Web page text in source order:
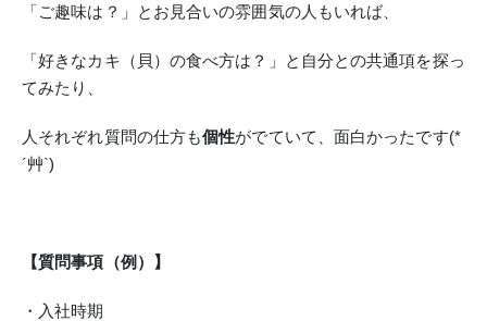
「ご趣味は？」とお見合いの雰囲気の人もいれば、
「好きなカキ（貝）の食べ方は？」と自分との共通項を探っ
てみたり、
人それぞれ質問の仕方も個性がでていて、面白かったです(*
´艸`)
【質問事項（例）】
・入社時期